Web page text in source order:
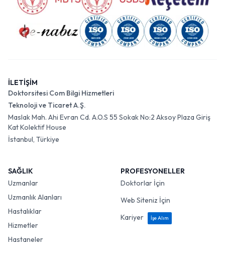
İLETİŞİM
Doktorsitesi Com Bilgi Hizmetleri
Teknoloji ve Ticaret A.Ş.
Maslak Mah. Ahi Evran Cd. A.O.S 55 Sokak No:2 Aksoy Plaza Giriş
Kat Kolektif House
İstanbul, Türkiye
SAĞLIK
Uzmanlar
Uzmanlık Alanları
Hastalıklar
Hizmetler
Hastaneler
PROFESYONELLER
Doktorlar İçin
Web Siteniz İçin
Kariyer
İşe Alım